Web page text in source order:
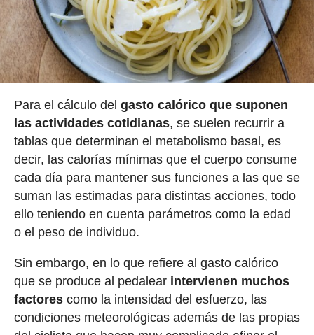
Para el cálculo del gasto calórico que suponen
las actividades cotidianas, se suelen recurrir a
tablas que determinan el metabolismo basal, es
decir, las calorías mínimas que el cuerpo consume
cada día para mantener sus funciones a las que se
suman las estimadas para distintas acciones, todo
ello teniendo en cuenta parámetros como la edad
o el peso de individuo.
Sin embargo, en lo que refiere al gasto calórico
que se produce al pedalear intervienen muchos
factorescomo la intensidad del esfuerzo, las
condiciones meteorológicas además de las propias